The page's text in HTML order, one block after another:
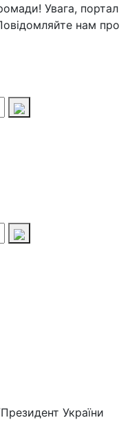
Увага, портал
нам про
Президент України